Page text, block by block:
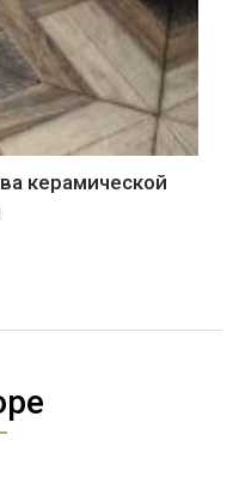
керамической